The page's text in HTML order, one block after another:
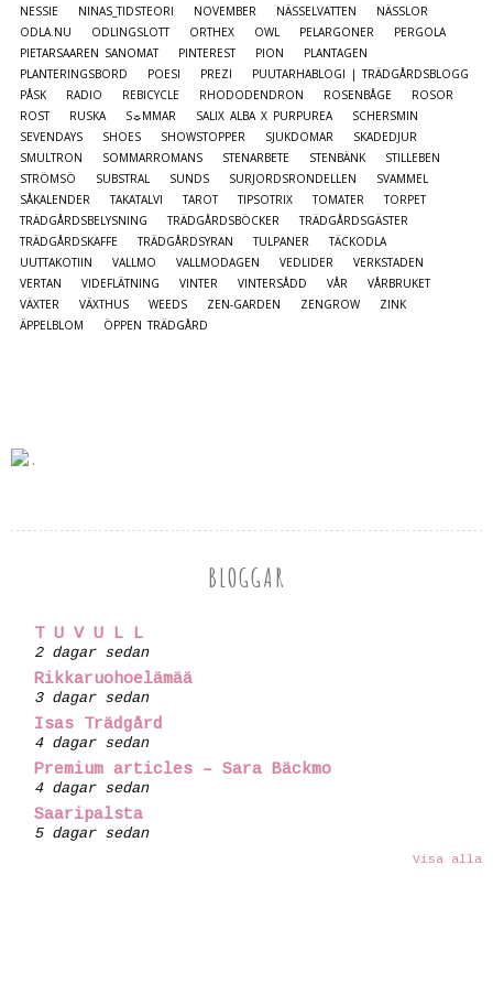
NESSIE
NINAS_TIDSTEORI NOVEMBER NÄSSELVATTEN
NÄSSLOR
ODLA.NU
ODLINGSLOTT ORTHEX OWL PELARGONER
PERGOLA
PIETARSAAREN SANOMAT
PINTEREST PION
PLANTAGEN
PLANTERINGSBORD
POESI PREZI
PUUTARHABLOGI | TRÄDGÅRDSBLOGG
PÅSK
RADIO REBICYCLE RHODODENDRON ROSENBÅGE
ROSOR
ROST
RUSKA S☼MMAR SALIX ALBA X PURPUREA
SCHERSMIN
SEVENDAYS
SHOES SHOWSTOPPER SJUKDOMAR
SKADEDJUR
SMULTRON
SOMMARROMANS STENARBETE STENBÄNK
STILLEBEN
STRÖMSÖ
SUBSTRAL SUNDS SURJORDSRONDELLEN
SVAMMEL
SÅKALENDER
TAKATALVI TAROT TIPSOTRIX TOMATER
TORPET
TRÄDGÅRDSBELYSNING
TRÄDGÅRDSBÖCKER
TRÄDGÅRDSGÄSTER
TRÄDGÅRDSKAFFE
TRÄDGÅRDSYRAN TULPANER
TÄCKODLA
UUTTAKOTIIN
VALLMO VALLMODAGEN VEDLIDER
VERKSTADEN
VERTAN
VIDEFLÄTNING VINTER VINTERSÅDD VÅR
VÅRBRUKET
VÄXTER
VÄXTHUS WEEDS ZEN-GARDEN ZENGROW
ZINK
ÄPPELBLOM
ÖPPEN TRÄDGÅRD
BLOGGAR
T U V U L L
2 dagar sedan
Rikkaruohoelämää
3 dagar sedan
Isas Trädgård
4 dagar sedan
Premium articles – Sara Bäckmo
4 dagar sedan
Saaripalsta
5 dagar sedan
Visa alla